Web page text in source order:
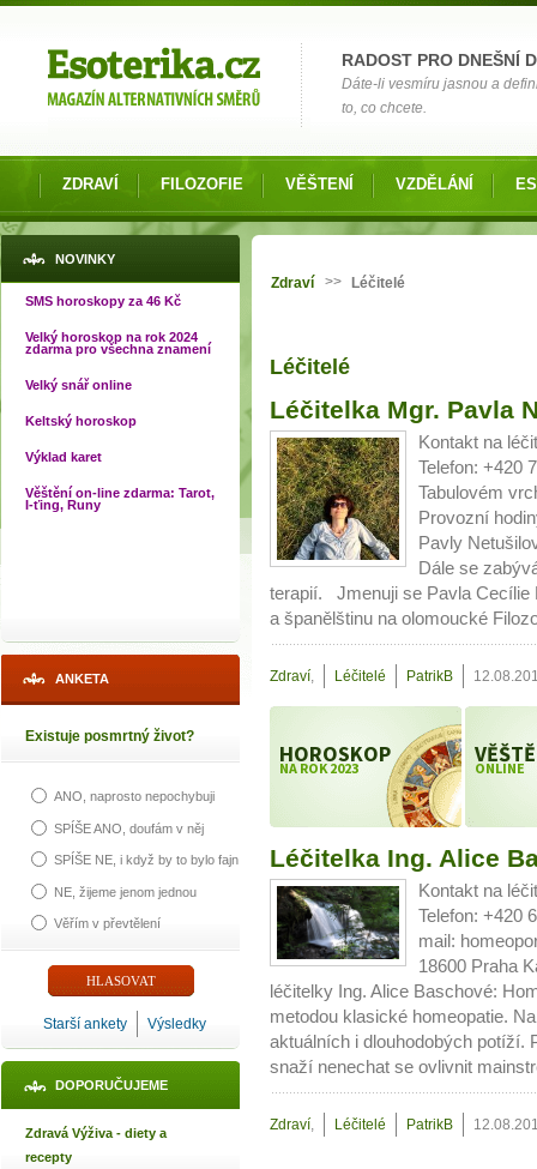
RADOST PRO DNEŠNÍ
Dáte-li vesmíru jasnou a
to, co chcete.
ZDRAVÍ FILOZOFIE VĚŠTENÍ VZDĚLÁNÍ
NOVINKY
SMS horoskopy za 46 Kč
Velký horoskop na rok 2024
zdarma pro všechna znamení
Velký snář online
Keltský horoskop
Výklad karet
Věštění on-line zdarma: Tarot,
I-ťing, Runy
ANKETA
Existuje posmrtný život?
ANO, naprosto nepochybuji
SPÍŠE ANO, doufám v něj
SPÍŠE NE, i když by to bylo fajn
NE, žijeme jenom jednou
Věřím v převtělení
Starší ankety Výsledky
DOPORUČUJEME
Zdravá Výživa - diety a
recepty
Zdraví >> Léčitelé
Léčitelé
Léčitelka Mgr. Pavla
Kontakt na
Telefon: +420
Tabulovém
Provozní
Pavly
Dále se
terapií. Jmenuji se Pavla Cecílie
a španělštinu na olomoucké
Zdraví, Léčitelé PatrikB
HOROSKOP
NA ROK 2023 ONLINE
Léčitelka Ing. Alice
Kontakt na
Telefon: +420
mail:
18600 Praha
léčitelky Ing. Alice Baschové:
metodou klasické homeopatie.
aktuálních i dlouhodobých potíží.
snaží nenechat se ovlivnit
Zdraví, Léčitelé PatrikB